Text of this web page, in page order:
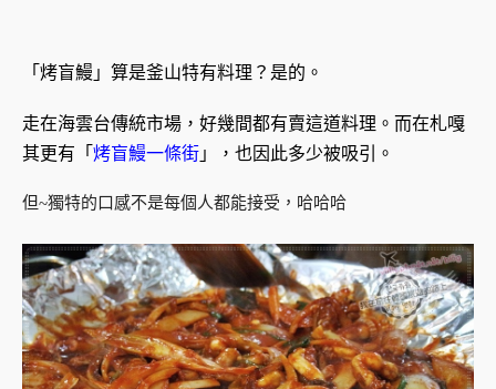
「烤盲鰻」算是釜山特有料理？是的。
走在海雲台傳統市場，好幾間都有賣這道料理。而在札嘎
其更有「 烤盲鰻一條街 」，也因此多少被吸引。
但~獨特的口感不是每個人都能接受，哈哈哈